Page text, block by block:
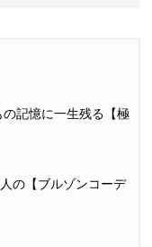
の記憶に一生残る【極
の【ブルゾンコーデ